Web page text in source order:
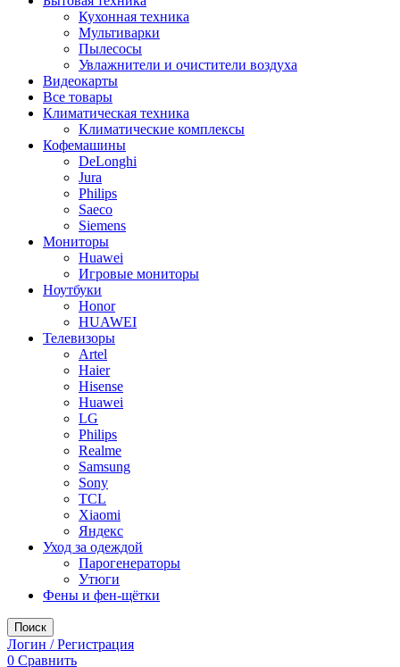
Кухонная техника
Мультиварки
Пылесосы
Увлажнители и очистители воздуха
Видеокарты
Все товары
Климатическая техника
Климатические комплексы
Кофемашины
DeLonghi
Jura
Philips
Saeco
Siemens
Мониторы
Huawei
Игровые мониторы
Ноутбуки
Honor
HUAWEI
Телевизоры
Artel
Haier
Hisense
Huawei
LG
Philips
Realme
Samsung
Sony
TCL
Xiaomi
Яндекс
Уход за одеждой
Парогенераторы
Утюги
Фены и фен-щётки
Поиск
Логин / Регистрация
0 Сравнить